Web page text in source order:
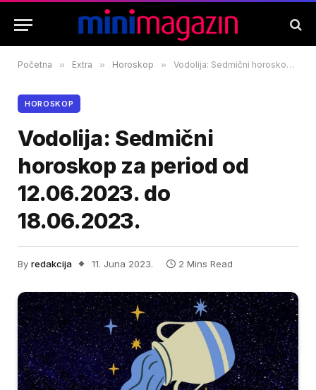
Početna » Extra » Horoskop » Vodolija: Sedmični horoskop za period od 12.06.2023. do 18.06.2023.
HOROSKOP
Vodolija: Sedmični
horoskop za period od
12.06.2023. do
18.06.2023.
By redakcija 11. Juna 2023. 2 Mins Read